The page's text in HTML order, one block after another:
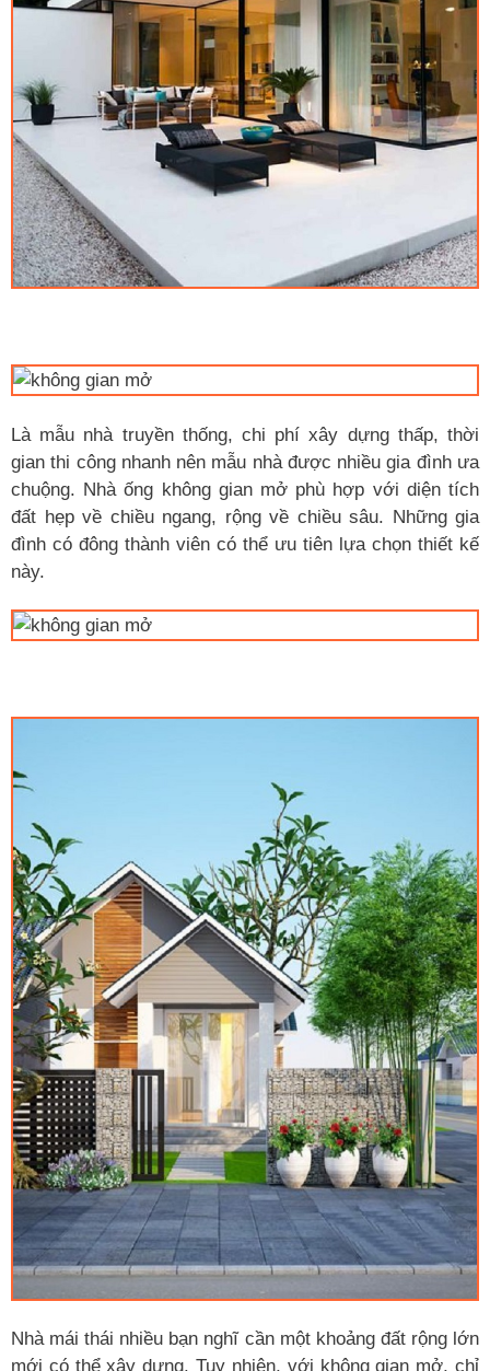
Là mẫu nhà truyền thống, chi phí xây dựng thấp, thời
gian thi công nhanh nên mẫu nhà được nhiều gia đình ưa
chuộng. Nhà ống không gian mở phù hợp với diện tích
đất hẹp về chiều ngang, rộng về chiều sâu. Những gia
đình có đông thành viên có thể ưu tiên lựa chọn thiết kế
này.
Nhà mái thái nhiều bạn nghĩ cần một khoảng đất rộng lớn
mới có thể xây dựng. Tuy nhiên, với không gian mở, chỉ